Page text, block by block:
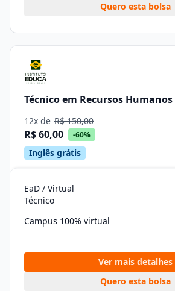
Quero esta bolsa
Técnico em Recursos Humanos
12x de R$ 150,00
R$ 60,00 -60%
Inglês grátis
EaD / Virtual
Técnico
Campus 100% virtual
Ver mais detalhes
Quero esta bolsa